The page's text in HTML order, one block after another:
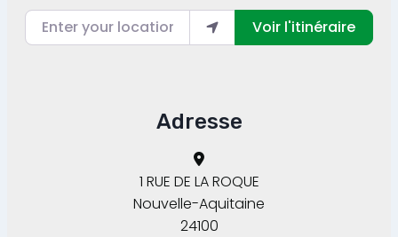
Enter your location
Voir l'itinéraire
Adresse
1 RUE DE LA ROQUE
Nouvelle-Aquitaine
24100